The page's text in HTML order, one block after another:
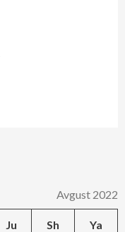
Avgust 2022
Ju Sh Ya